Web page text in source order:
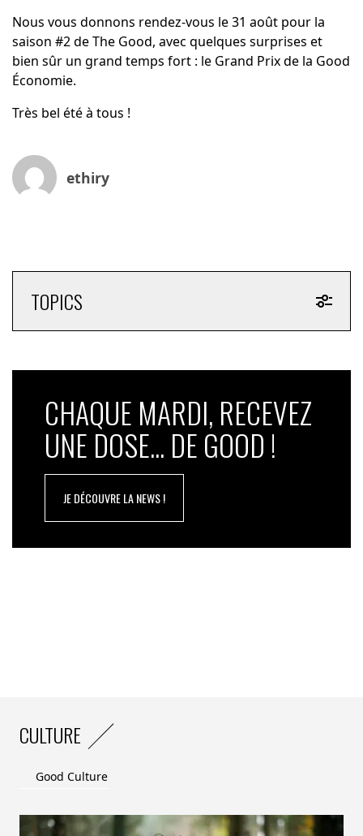
Nous vous donnons rendez-vous le 31 août pour la
saison #2 de The Good, avec quelques surprises et
bien sûr un grand temps fort : le Grand Prix de la Good
Économie.
Très bel été à tous !
ethiry
TOPICS
CHAQUE MARDI, RECEVEZ
UNE DOSE... DE GOOD !
JE DÉCOUVRE LA NEWS !
CULTURE
Good Culture